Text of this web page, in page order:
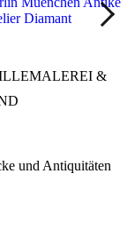
&
und Antiquitäten